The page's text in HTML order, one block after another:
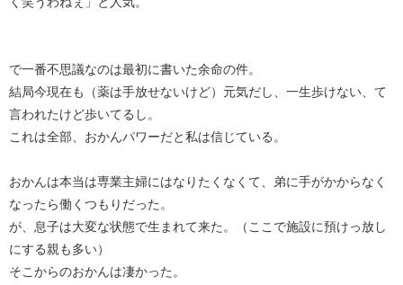
で一番不思議なのは最初に書いた余命の件。
結局今現在も（薬は手放せないけど）元気だし、一生歩けない、て
言われたけど歩いてるし。
これは全部、おかんパワーだと私は信じている。
おかんは本当は専業主婦にはなりたくなくて、弟に手がかからなく
なったら働くつもりだった。
が、息子は大変な状態で生まれて来た。（ここで施設に預けっ放し
にする親も多い）
そこからのおかんは凄かった。